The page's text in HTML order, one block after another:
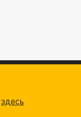
здесь